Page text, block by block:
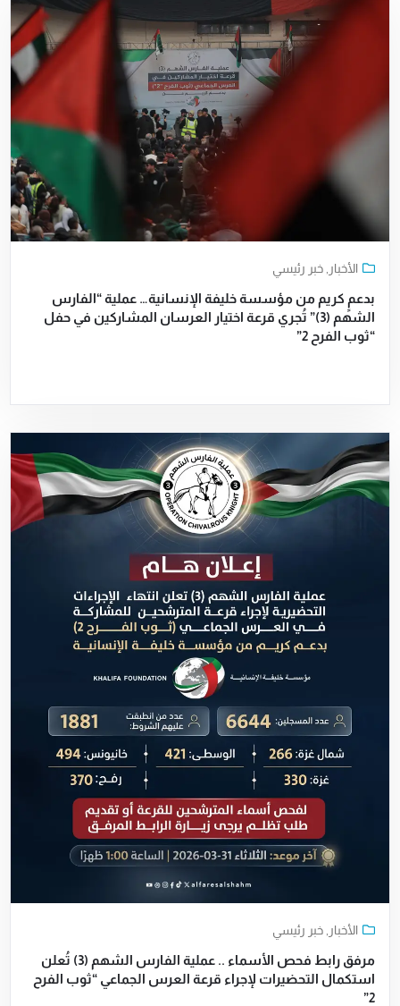
الأخبار ,خبر رئيسي
بدعمٍ كريم من مؤسسة خليفة الإنسانية… عملية “الفارس
الشهم (3)” تُجري قرعة اختيار العرسان المشاركين في حفل
“ثوب الفرح 2”
الأخبار ,خبر رئيسي
مرفق رابط فحص الأسماء .. عملية الفارس الشهم (3) تُعلن
استكمال التحضيرات لإجراء قرعة العرس الجماعي “ثوب الفرح
2”